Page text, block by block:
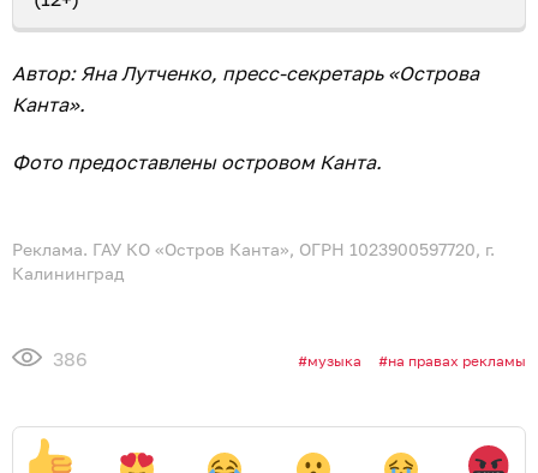
Автор: Яна Лутченко, пресс-секретарь «Острова
Канта».
Фото предоставлены островом Канта.
Реклама. ГАУ КО «Остров Канта», ОГРН 1023900597720, г.
Калининград
386 музыка на правах рекламы